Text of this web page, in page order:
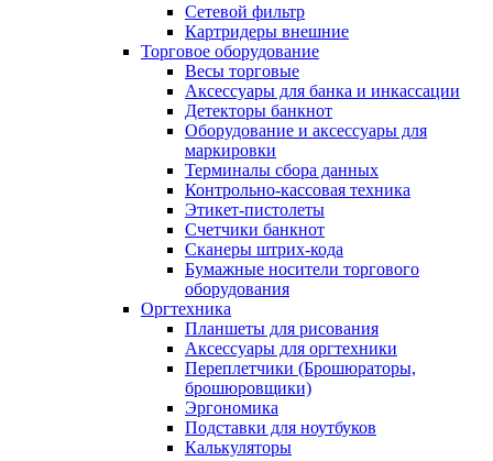
Сетевой фильтр
Картридеры внешние
Торговое оборудование
Весы торговые
Аксессуары для банка и инкассации
Детекторы банкнот
Оборудование и аксессуары для
маркировки
Терминалы сбора данных
Контрольно-кассовая техника
Этикет-пистолеты
Счетчики банкнот
Сканеры штрих-кода
Бумажные носители торгового
оборудования
Оргтехника
Планшеты для рисования
Аксессуары для оргтехники
Переплетчики (Брошюраторы,
брошюровщики)
Эргономика
Подставки для ноутбуков
Калькуляторы